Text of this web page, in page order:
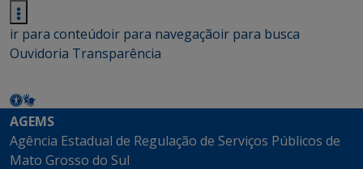
ir para conteúdoir para navegaçãoir para busca
Ouvidoria Transparência
AGEMS
Agência Estadual de Regulação de Serviços Públicos de
Mato Grosso do Sul